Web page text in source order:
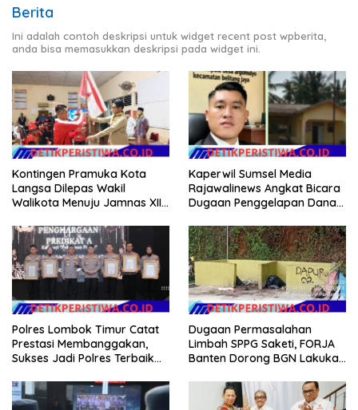
Berita
Ini adalah contoh deskripsi untuk widget recent post wpberita,
anda bisa memasukkan deskripsi pada widget ini.
Kontingen Pramuka Kota
Langsa Dilepas Wakil
Walikota Menuju Jamnas XII
Kaperwil Sumsel Media
Rajawalinews Angkat Bicara
Dugaan Penggelapan Dana
Argomulyo Belitang Jaya
Hilang 3 Bulan Bawa
Anggaran Pembangunan
Polres Lombok Timur Catat
Prestasi Membanggakan,
Sukses Jadi Polres Terbaik
NTB
Dugaan Permasalahan
Limbah SPPG Saketi, FORJA
Banten Dorong BGN Lakukan